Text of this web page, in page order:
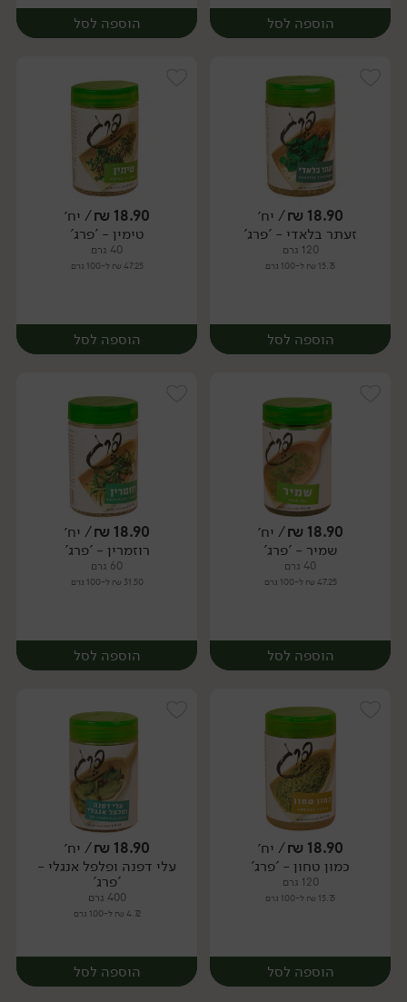
הוספה לסל
יח׳
הוספה לסל
יח׳
18.90
₪/ יח׳
זעתר בלאדי - 'פרג'
120 גרם
15.75 ₪ ל-100 גרם
הוספה לסל
יח׳
18.90
₪/ יח׳
טימין - 'פרג'
40 גרם
47.25 ₪ ל-100 גרם
הוספה לסל
יח׳
18.90
₪/ יח׳
שמיר - 'פרג'
40 גרם
47.25 ₪ ל-100 גרם
הוספה לסל
יח׳
18.90
₪/ יח׳
רוזמרין - 'פרג'
60 גרם
31.50 ₪ ל-100 גרם
הוספה לסל
יח׳
18.90
₪/ יח׳
כמון טחון - 'פרג'
120 גרם
15.75 ₪ ל-100 גרם
הוספה לסל
18.90
₪/ יח׳
עלי דפנה ופלפל אנגלי -
'פרג'
400 גרם
4.72 ₪ ל-100 גרם
הוספה לסל